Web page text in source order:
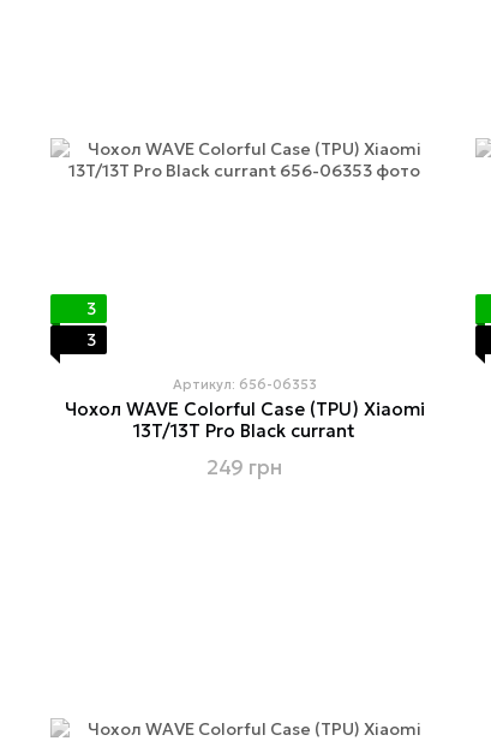
3
3
Артикул: 656-06353
Чохол WAVE Colorful Case (TPU) Xiaomi
13T/13T Pro Black currant
249 грн